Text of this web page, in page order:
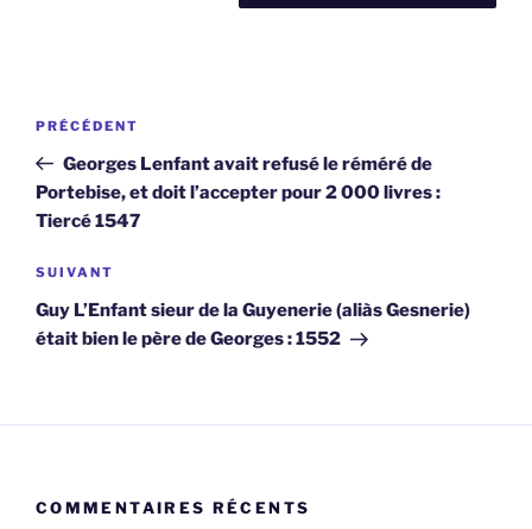
Navigation
l’article
Article
précédent
PRÉCÉDENT
Georges Lenfant avait refusé le réméré de
Portebise, et doit l’accepter pour 2 000 livres :
Tiercé 1547
Article
suivant
SUIVANT
Guy L’Enfant sieur de la Guyenerie (aliàs Gesnerie)
était bien le père de Georges : 1552
COMMENTAIRES RÉCENTS